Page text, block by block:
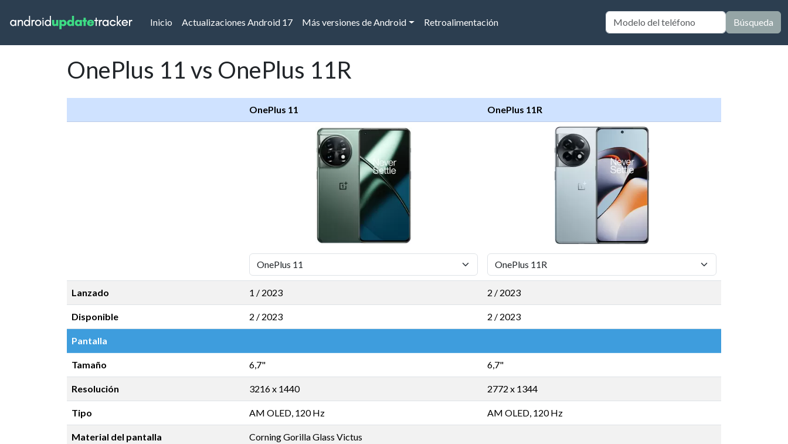
Inicio (current)
Actualizaciones Android 17 Más versiones de Android Retroalimentación Búsqueda
OnePlus 11 vs OnePlus 11R
OnePlus 11 OnePlus 11R
Lanzado 1 / 2023 2 / 2023
Disponible 2 / 2023 2 / 2023
Pantalla
Tamaño 6,7" 6,7"
Resolución 3216 x 1440 2772 x 1344
Tipo AM OLED, 120 Hz AM OLED, 120 Hz
Material del pantalla Corning Gorilla Glass Victus